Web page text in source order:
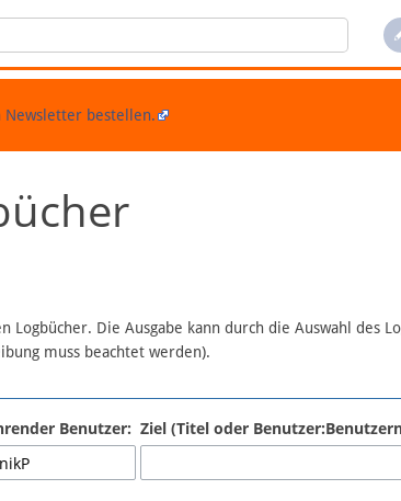
Newsletter bestellen.
Die Ausgabe kann durch die Auswahl des
muss beachtet werden).
Benutzer: Ziel (Titel oder